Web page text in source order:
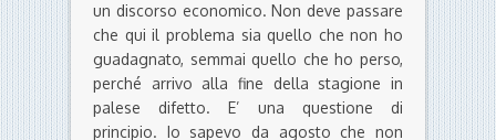
un discorso economico. Non deve passare
che qui il problema sia quello che non ho
guadagnato, semmai quello che ho perso,
perché arrivo alla fine della stagione in
palese difetto. E’ una questione di
principio. Io sapevo da agosto che non